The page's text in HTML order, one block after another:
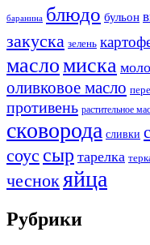
posudy.net
баранина блюдо бульон
закуска зелень
масломиска
оливковое масло
противень растительное
сковорода сливки
соус сыр тарелка
чеснок яйца
Рубрики